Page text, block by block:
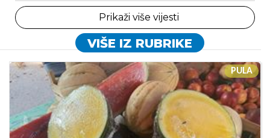
Prikaži više vijesti
VIŠE IZ RUBRIKE
PULA